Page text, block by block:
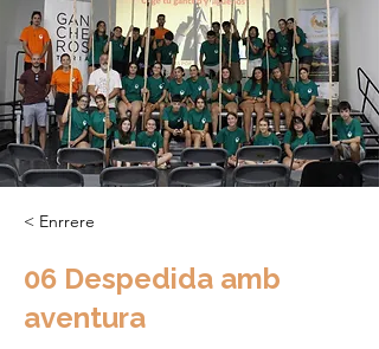
< Enrrere
06 Despedida amb
aventura